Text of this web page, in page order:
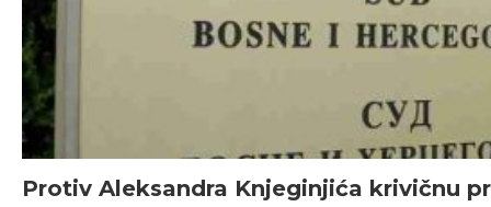
Protiv Aleksandra Knjeginjića krivičnu